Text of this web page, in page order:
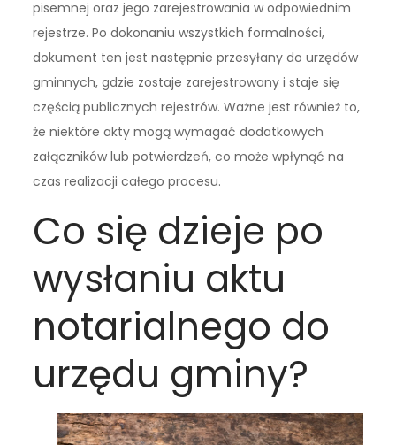
pisemnej oraz jego zarejestrowania w odpowiednim
rejestrze. Po dokonaniu wszystkich formalności,
dokument ten jest następnie przesyłany do urzędów
gminnych, gdzie zostaje zarejestrowany i staje się
częścią publicznych rejestrów. Ważne jest również to,
że niektóre akty mogą wymagać dodatkowych
załączników lub potwierdzeń, co może wpłynąć na
czas realizacji całego procesu.
Co się dzieje po
wysłaniu aktu
notarialnego do
urzędu gminy?